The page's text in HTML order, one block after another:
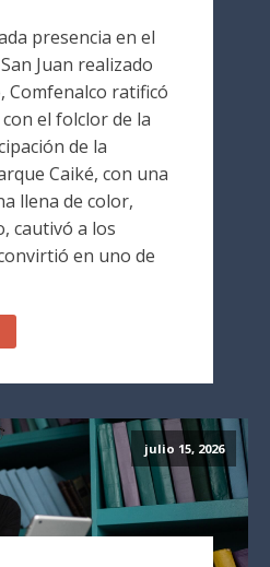
presencia en el
Juan realizado
Comfenalco ratificó
el folclor de la
de la
Caiké, con una
llena de color,
cautivó a los
en uno de
julio 15, 2026